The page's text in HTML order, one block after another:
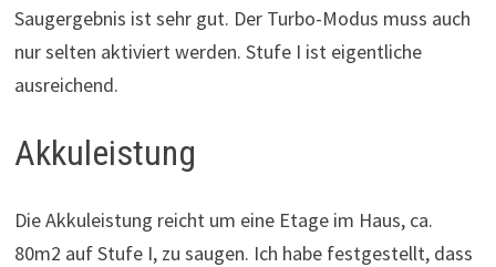
Saugergebnis ist sehr gut. Der Turbo-Modus muss auch
nur selten aktiviert werden. Stufe I ist eigentliche
ausreichend.
Akkuleistung
Die Akkuleistung reicht um eine Etage im Haus, ca.
80m2 auf Stufe I, zu saugen. Ich habe festgestellt, dass